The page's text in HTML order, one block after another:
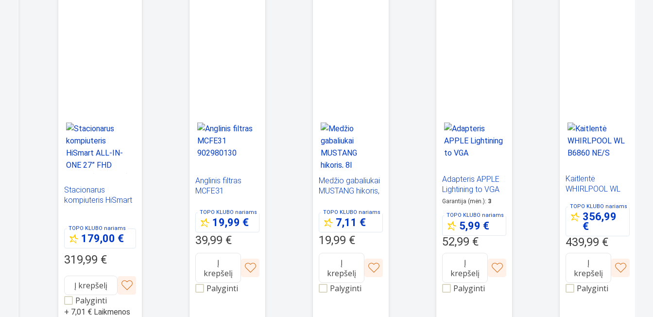
Stacionarus
kompiuteris HiSmart
TOPO KLUBO nariams
179,00 €
319,99 €
Į krepšelį
Palyginti
+ 7,01 € Laikmenos
Anglinis filtras
MCFE31
TOPO KLUBO nariams
19,99 €
39,99 €
Į
krepšelį
Palyginti
Medžio gabaliukai
MUSTANG hikoris,
TOPO KLUBO nariams
7,11 €
19,99 €
Į
krepšelį
Palyginti
Adapteris APPLE
Lightining to VGA
Garantija (mėn.): 3
TOPO KLUBO nariams
5,99 €
52,99 €
Į
krepšelį
Palyginti
Kaitlentė
WHIRLPOOL WL
TOPO KLUBO nariams
356,99
€
439,99 €
Į
krepšelį
Palyginti